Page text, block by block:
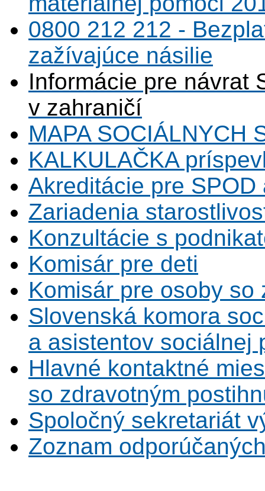
0800 212 212 -
zažívajúce násilie
Informácie pre návrat
v zahraničí
MAPA SOCIÁLNYCH
KALKULAČKA
Akreditácie pre
Zariadenia
Konzultácie s
Komisár pre deti
Komisár pre osoby
Slovenská komora
a asistentov sociálnej
Hlavné kontaktné
so zdravotným
Spoločný sekretariát
Zoznam